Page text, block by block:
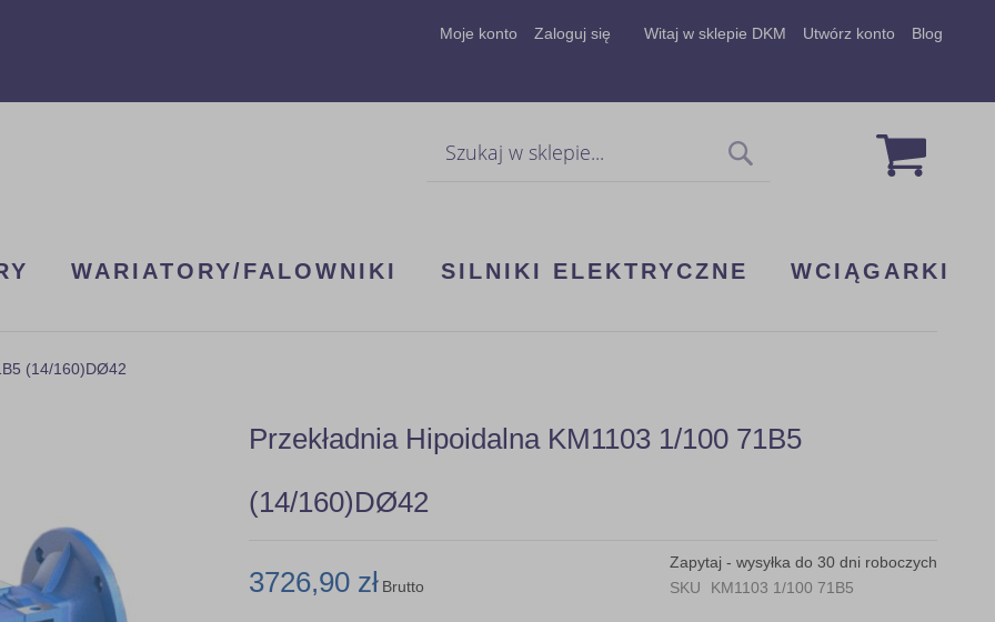
Moje konto Zaloguj się Witaj w sklepie DKM Utwórz konto Blog
Mój
WARIATORY/FALOWNIKI SILNIKI ELEKTRYCZNE WCIĄGARKI
(14/160)DØ42
Przekładnia Hipoidalna KM1103 1/100 71B5
(14/160)DØ42
Zapytaj - wysyłka do 30 dni roboczych
SKU
KM1103 1/100 71B5
3726,90 zł Brutto